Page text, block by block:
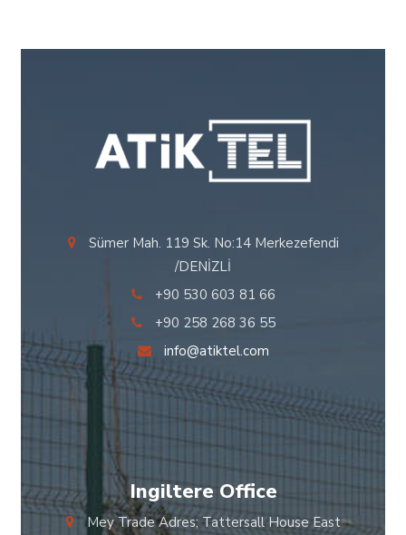
Sümer Mah. 119 Sk. No:14 Merkezefendi
/DENİZLİ
+90 530 603 81 66
+90 258 268 36 55
info@atiktel.com
Ingiltere Office
Mey Trade Adres; Tattersall House East